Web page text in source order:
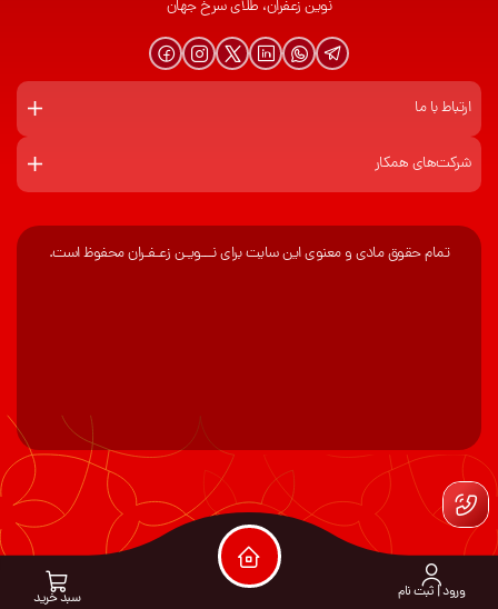
نوین زعفران، طلای سرخ جهان
ارتباط با ما
شرکت‌های همکار
تمام حقوق مادی و معنوی این سایت برای نـــویـن زعـفـران محفوظ است.
ورود | ثبت نام سبد خرید